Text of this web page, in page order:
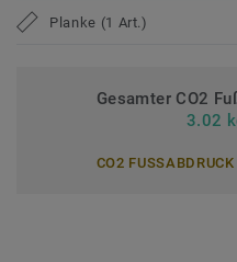
Planke (1 Art.)
Gesamter CO2
3.02
CO2 FUSSABDRUCK